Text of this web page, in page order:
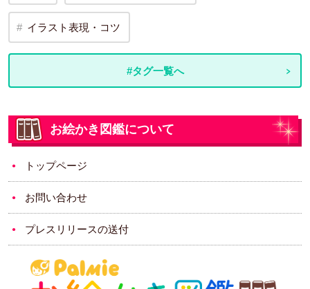
イラスト表現・コツ
#タグ一覧へ
お絵かき図鑑について
トップページ
お問い合わせ
プレスリリースの送付